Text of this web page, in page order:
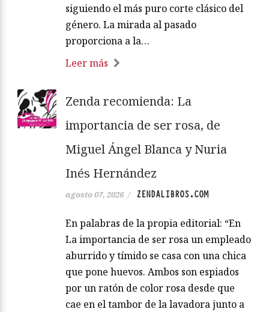
siguiendo el más puro corte clásico del
género. La mirada al pasado
proporciona a la…
Leer más
Zenda recomienda: La
importancia de ser rosa, de
Miguel Ángel Blanca y Nuria
Inés Hernández
agosto 07, 2026 / ZENDALIBROS.COM
En palabras de la propia editorial: “En
La importancia de ser rosa un empleado
aburrido y tímido se casa con una chica
que pone huevos. Ambos son espiados
por un ratón de color rosa desde que
cae en el tambor de la lavadora junto a